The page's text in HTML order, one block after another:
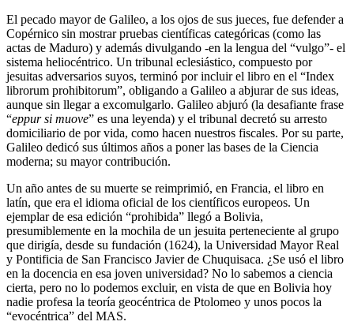
El pecado mayor de Galileo, a los ojos de sus jueces, fue defender a
Copérnico sin mostrar pruebas científicas categóricas (como las
actas de Maduro) y además divulgando -en la lengua del “vulgo”- el
sistema heliocéntrico. Un tribunal eclesiástico, compuesto por
jesuitas adversarios suyos, terminó por incluir el libro en el “Index
librorum prohibitorum”, obligando a Galileo a abjurar de sus ideas,
aunque sin llegar a excomulgarlo. Galileo abjuró (la desafiante frase
“eppur si muove” es una leyenda) y el tribunal decretó su arresto
domiciliario de por vida, como hacen nuestros fiscales. Por su parte,
Galileo dedicó sus últimos años a poner las bases de la Ciencia
moderna; su mayor contribución.
Un año antes de su muerte se reimprimió, en Francia, el libro en
latín, que era el idioma oficial de los científicos europeos. Un
ejemplar de esa edición “prohibida” llegó a Bolivia,
presumiblemente en la mochila de un jesuita perteneciente al grupo
que dirigía, desde su fundación (1624), la Universidad Mayor Real
y Pontificia de San Francisco Javier de Chuquisaca. ¿Se usó el libro
en la docencia en esa joven universidad? No lo sabemos a ciencia
cierta, pero no lo podemos excluir, en vista de que en Bolivia hoy
nadie profesa la teoría geocéntrica de Ptolomeo y unos pocos la
“evocéntrica” del MAS.